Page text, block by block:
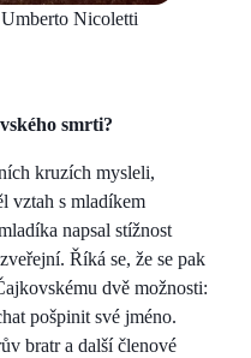
Nicoletti
smrti?
kruzích mysleli,
vztah s mladíkem
napsal stížnost
Říká se, že se pak
dvě možnosti:
pošpinit své jméno.
bratr a další členové